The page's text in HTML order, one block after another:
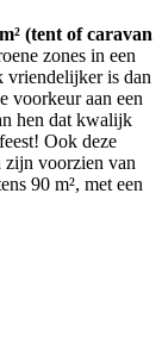
(tent of caravan
zones in een
vriendelijker is dan
voorkeur aan een
hen dat kwalijk
Ook deze
zijn voorzien van
90 m², met een